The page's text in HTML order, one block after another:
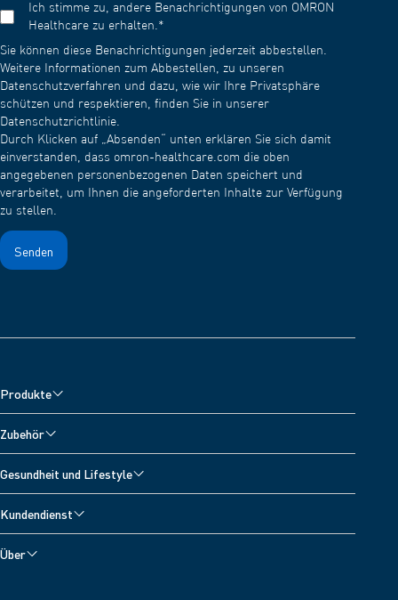
Ich stimme zu, andere Benachrichtigungen von OMRON
Healthcare zu erhalten. *
Sie können diese Benachrichtigungen jederzeit abbestellen.
Weitere Informationen zum Abbestellen, zu unseren
Datenschutzverfahren und dazu, wie wir Ihre Privatsphäre
schützen und respektieren, finden Sie in unserer
Datenschutzrichtlinie.
Durch Klicken auf „Absenden“ unten erklären Sie sich damit
einverstanden, dass omron-healthcare.com die oben
angegebenen personenbezogenen Daten speichert und
verarbeitet, um Ihnen die angeforderten Inhalte zur Verfügung
zu stellen.
Produkte
Oberarm-Blutdruckmessgeräte
Handgelenk-Blutdruckmessgeräte
Inhalationsgeräte
Schmerztherapiegeräte
Zubehör
Zubehör für Vernebler
Zubehör zur Schmerzlinderung
Zubehör fur Fieberthermometer
Gesundheit und Lifestyle
Blutdrucktagebuch
Bluthochdruck
Kundendienst
Über